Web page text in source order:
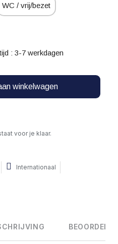
WC / vrij/bezet
: 3-7 werkdagen
winkelwagen
voor je klaar.
Internationaal